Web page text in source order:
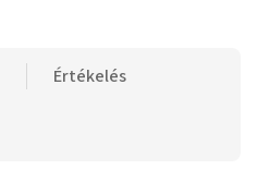
Értékelés